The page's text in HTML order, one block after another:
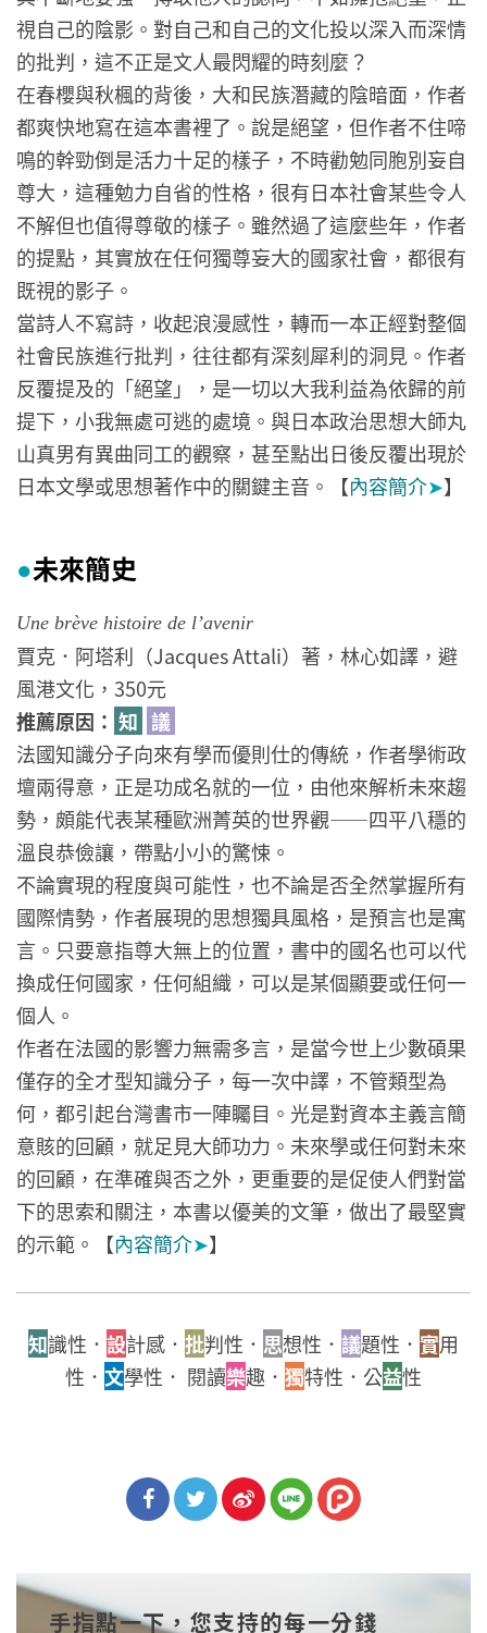
視自己的陰影。對自己和自己的文化投以深入而深情
的批判，這不正是文人最閃耀的時刻麼？
在春櫻與秋楓的背後，大和民族潛藏的陰暗面，作者
都爽快地寫在這本書裡了。說是絕望，但作者不住啼
鳴的幹勁倒是活力十足的樣子，不時勸勉同胞別妄自
尊大，這種勉力自省的性格，很有日本社會某些令人
不解但也值得尊敬的樣子。雖然過了這麼些年，作者
的提點，其實放在任何獨尊妄大的國家社會，都很有
既視的影子。
當詩人不寫詩，收起浪漫感性，轉而一本正經對整個
社會民族進行批判，往往都有深刻犀利的洞見。作者
反覆提及的「絕望」，是一切以大我利益為依歸的前
提下，小我無處可逃的處境。與日本政治思想大師丸
山真男有異曲同工的觀察，甚至點出日後反覆出現於
日本文學或思想著作中的關鍵主音。【內容簡介➤】
●未來簡史
Une brève histoire de l’avenir
賈克．阿塔利（Jacques Attali）著，林心如譯，避
風港文化，350元
推薦原因： 知 議
法國知識分子向來有學而優則仕的傳統，作者學術政
壇兩得意，正是功成名就的一位，由他來解析未來趨
勢，頗能代表某種歐洲菁英的世界觀——四平八穩的
溫良恭儉讓，帶點小小的驚悚。
不論實現的程度與可能性，也不論是否全然掌握所有
國際情勢，作者展現的思想獨具風格，是預言也是寓
言。只要意指尊大無上的位置，書中的國名也可以代
換成任何國家，任何組織，可以是某個顯要或任何一
個人。
作者在法國的影響力無需多言，是當今世上少數碩果
僅存的全才型知識分子，每一次中譯，不管類型為
何，都引起台灣書市一陣矚目。光是對資本主義言簡
意賅的回顧，就足見大師功力。未來學或任何對未來
的回顧，在準確與否之外，更重要的是促使人們對當
下的思索和關注，本書以優美的文筆，做出了最堅實
的示範。【內容簡介➤】
知識性． 設計感． 批判性． 思想性． 議題性． 實用
性． 文學性． 閱讀樂趣． 獨特性．公益性